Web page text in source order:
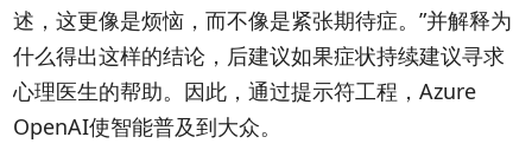
述，这更像是烦恼，而不像是紧张期待症。”并解释为
什么得出这样的结论，后建议如果症状持续建议寻求
心理医生的帮助。因此，通过提示符工程，Azure
OpenAI使智能普及到大众。